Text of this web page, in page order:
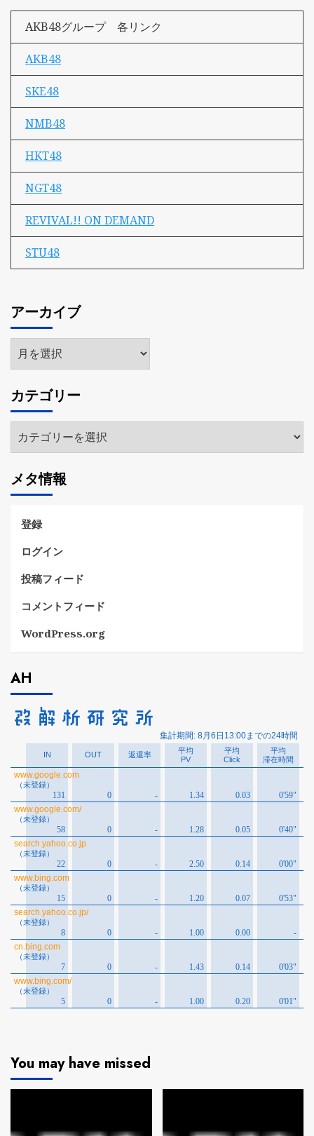
AKB48グループ 各リンク
AKB48
SKE48
NMB48
HKT48
NGT48
REVIVAL!! ON DEMAND
STU48
アーカイブ
ア
ー
イ
ブ
カテゴリー
テ
リ
ー
メタ情報
登録
ログイン
投稿フィード
コメントフィード
WordPress.org
AH
You may have missed